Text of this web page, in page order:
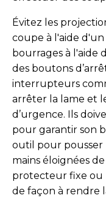
Évitez les
coupe à l'aide
bourrages à l'aide
des boutons
interrupteurs
arrêter la lame et
d’urgence. Ils
pour garantir son
outil pour pousser
mains éloignées
protecteur fixe ou
de façon à rendre